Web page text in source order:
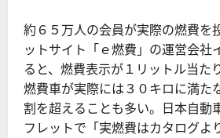
約６５万人の会員が実際の燃費を
ットサイト「ｅ燃費」の運営会社
ると、燃費表示が１リットル当た
燃費車が実際には３０キロに満た
割を超えることも多い。日本自動
フレットで「実燃費はカタログよ